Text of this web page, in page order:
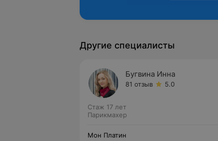
Другие специалисты
Бугвина Инна
81 отзыв 5.0
Стаж 17 лет
Парикмахер
Мон Платин